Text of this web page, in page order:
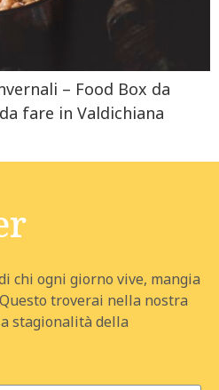
– Food Box da
fare in Valdichiana
chi ogni giorno vive, mangia
troverai nella nostra
stagionalità della